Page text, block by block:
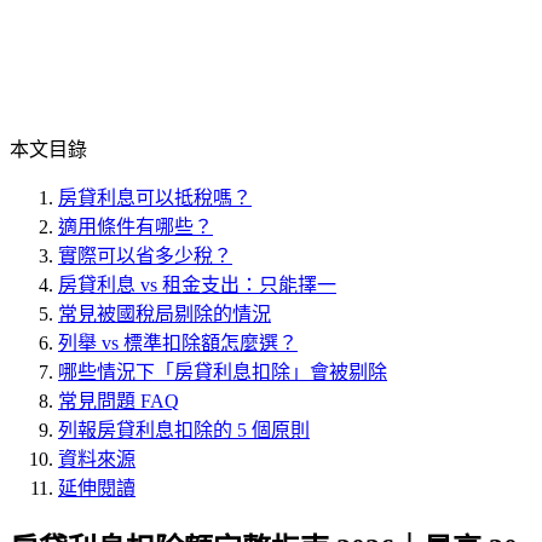
本文目錄
房貸利息可以抵稅嗎？
適用條件有哪些？
實際可以省多少稅？
房貸利息 vs 租金支出：只能擇一
常見被國稅局剔除的情況
列舉 vs 標準扣除額怎麼選？
哪些情況下「房貸利息扣除」會被剔除
常見問題 FAQ
列報房貸利息扣除的 5 個原則
資料來源
延伸閱讀